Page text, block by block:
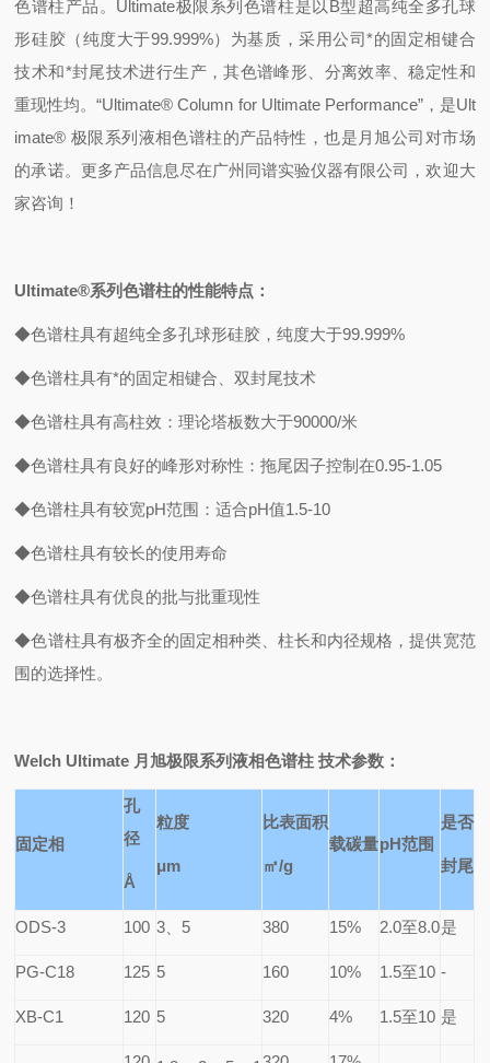
色谱柱产品。Ultimate极限系列色谱柱是以B型超高纯全多孔球
形硅胶（纯度大于99.999%）为基质，采用公司*的固定相键合
技术和*封尾技术进行生产，其色谱峰形、分离效率、稳定性和
重现性均。“Ultimate® Column for Ultimate Performance”，是Ult
imate® 极限系列液相色谱柱的产品特性，也是月旭公司对市场
的承诺。更多产品信息尽在广州同谱实验仪器有限公司，欢迎大
家咨询！
Ultimate®系列色谱柱的性能特点：
◆色谱柱具有超纯全多孔球形硅胶，纯度大于99.999%
◆色谱柱具有*的固定相键合、双封尾技术
◆色谱柱具有高柱效：理论塔板数大于90000/米
◆色谱柱具有良好的峰形对称性：拖尾因子控制在0.95-1.05
◆色谱柱具有较宽pH范围：适合pH值1.5-10
◆色谱柱具有较长的使用寿命
◆色谱柱具有优良的批与批重现性
◆色谱柱具有极齐全的固定相种类、柱长和内径规格，提供宽范
围的选择性。
Welch Ultimate 月旭极限系列液相色谱柱 技术参数：
固定相
孔
径
Å
粒度
μm
比表面积
㎡/g
载碳量pH范围
是否
封尾
ODS-3 100 3 、5 380 15% 2.0至8.0是
PG-C18 125 5 160 10% 1.5至10 -
XB-C1 120 5 320 4% 1.5至10 是